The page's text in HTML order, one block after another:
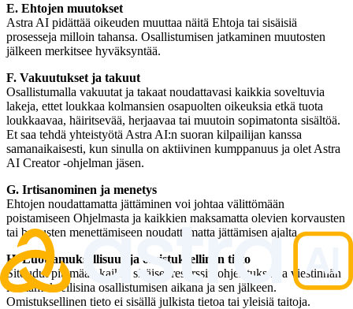
E. Ehtojen muutokset
Astra AI pidättää oikeuden muuttaa näitä Ehtoja tai sisäisiä
prosesseja milloin tahansa. Osallistumisen jatkaminen muutosten
jälkeen merkitsee hyväksyntää.
F. Vakuutukset ja takuut
Osallistumalla vakuutat ja takaat noudattavasi kaikkia soveltuvia
lakeja, ettet loukkaa kolmansien osapuolten oikeuksia etkä tuota
loukkaavaa, häiritsevää, herjaavaa tai muutoin sopimatonta sisältöä.
Et saa tehdä yhteistyötä Astra AI:n suoran kilpailijan kanssa
samanaikaisesti, kun sinulla on aktiivinen kumppanuus ja olet Astra
AI Creator -ohjelman jäsen.
G. Irtisanominen ja menetys
Ehtojen noudattamatta jättäminen voi johtaa välittömään
poistamiseen Ohjelmasta ja kaikkien maksamatta olevien korvausten
tai bonusten menettämiseen noudattamatta jättämisen ajalta.
H. Luottamuksellisuus ja omistuksellinen tieto
Sitoudut pitämään kaikki sisäiset resurssit, ohjeistukset ja viestinnän
luottamuksellisina osallistumisen aikana ja sen jälkeen.
Omistuksellinen tieto ei sisällä julkista tietoa tai yleisiä taitoja.